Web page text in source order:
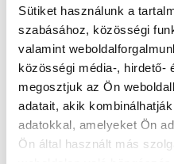
Sütiket használunk a
szabásához, közösségi
valamint
közösségi média-, hirdető-
megosztjuk az Ön
adatait, akik
adatokkal, amelyeket Ön
Ön által használt más
HÉTFŐI MECCSEL
SZOMBATON LESZ
RANGADÓ
2026-07-16 12:34:12
Az MLSZ